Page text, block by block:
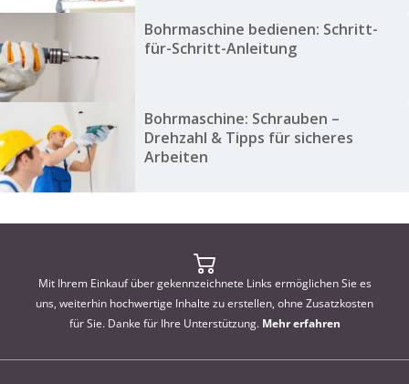
Bohrmaschine bedienen: Schritt-
für-Schritt-Anleitung
Bohrmaschine: Schrauben –
Drehzahl & Tipps für sicheres
Arbeiten
Mit Ihrem Einkauf über gekennzeichnete Links ermöglichen Sie es
uns, weiterhin hochwertige Inhalte zu erstellen, ohne Zusatzkosten
für Sie. Danke für Ihre Unterstützung. Mehr erfahren